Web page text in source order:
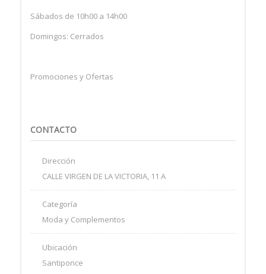
Sábados de 10h00 a 14h00
Domingos: Cerrados
Promociones y Ofertas
CONTACTO
Dirección
CALLE VIRGEN DE LA VICTORIA, 11 A
Categoría
Moda y Complementos
Ubicación
Santiponce